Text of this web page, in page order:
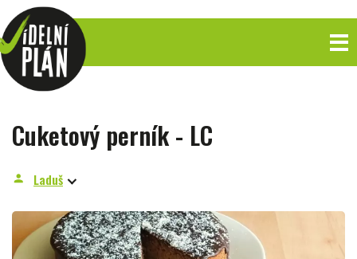
Cuketový perník - LC
person Laduš